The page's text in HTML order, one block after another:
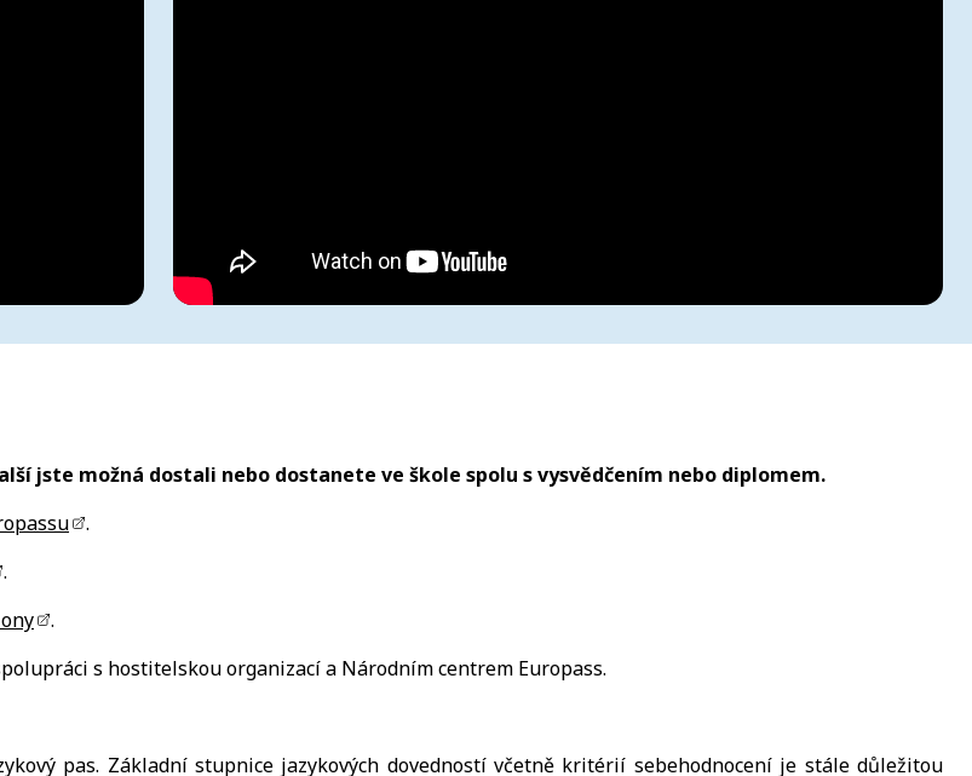
jste možná dostali nebo dostanete ve škole spolu s vysvědčením nebo diplomem.
.
.
.
s hostitelskou organizací a Národním centrem Europass.
pas. Základní stupnice jazykových dovedností včetně kritérií sebehodnocení je stále důležitou